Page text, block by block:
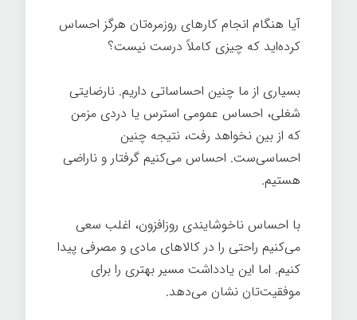
آیا هنگام انجام کارهای روزمره‌تان هرگز احساس
کرده‌اید که چیزی کاملاً درست نیست؟
بسیاری از ما چنین احساساتی داریم. نارضایتی
شغلی، احساس عمومی استرس یا دردی مزمن
که از بین نخواهد رفت، نتیجه چنین
احساسی‌ست. احساس می‌کنیم گرفتار و ناراضی
هستیم.
با احساس ناخوشایندی روزافزون، اغلب سعی
می‌کنیم راحتی را در کالاهای مادی و مصرفی پیدا
کنیم. اما این یادداشت مسیر بهتری را برای
موفقیت‌تان نشان می‌دهد.